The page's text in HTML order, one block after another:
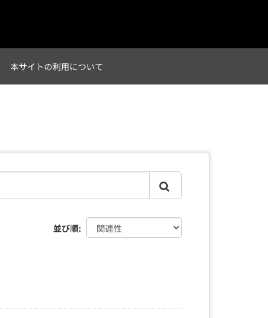
本サイトの利用について
並び順